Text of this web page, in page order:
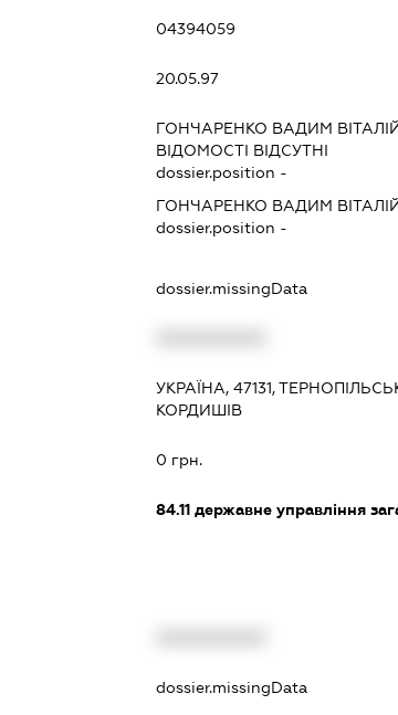
04394059
20.05.97
ГОНЧАРЕНКО ВАДИМ
ВІДОМОСТІ ВІДСУТНІ
dossier.position -
ГОНЧАРЕНКО ВАДИМ
dossier.position -
dossier.missingData
УКРАЇНА, 47131,
КОРДИШІВ
0 грн.
84.11 державне управління
dossier.missingData